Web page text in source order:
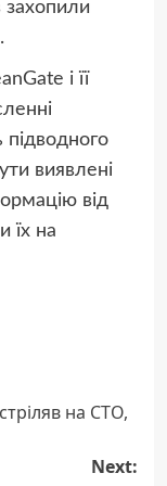
захопили
і її
виявлені
від
їх на
на СТО,
Next: